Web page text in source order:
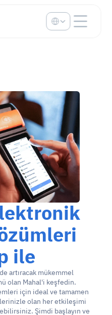
ile
Satışlarınızı önemli ölçüde artıracak mükemmel
olan Mahal'i keşfedin.
için ideal ve tamamen
olan her etkileşimi
Select Language